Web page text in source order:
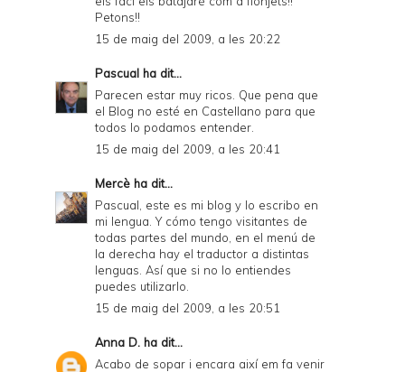
Petons!!
15 de maig del 2009, a les 20:22
Pascual ha dit...
Parecen estar muy ricos. Que pena que
el Blog no esté en Castellano para que
todos lo podamos entender.
15 de maig del 2009, a les 20:41
Mercè ha dit...
Pascual, este es mi blog y lo escribo en
mi lengua. Y cómo tengo visitantes de
todas partes del mundo, en el menú de
la derecha hay el traductor a distintas
lenguas. Así que si no lo entiendes
puedes utilizarlo.
15 de maig del 2009, a les 20:51
Anna D. ha dit...
Acabo de sopar i encara així em fa venir